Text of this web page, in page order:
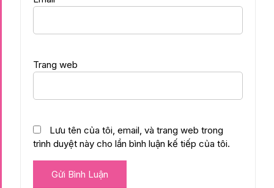
Trang web
Lưu tên của tôi, email, và trang web trong
trình duyệt này cho lần bình luận kế tiếp của tôi.